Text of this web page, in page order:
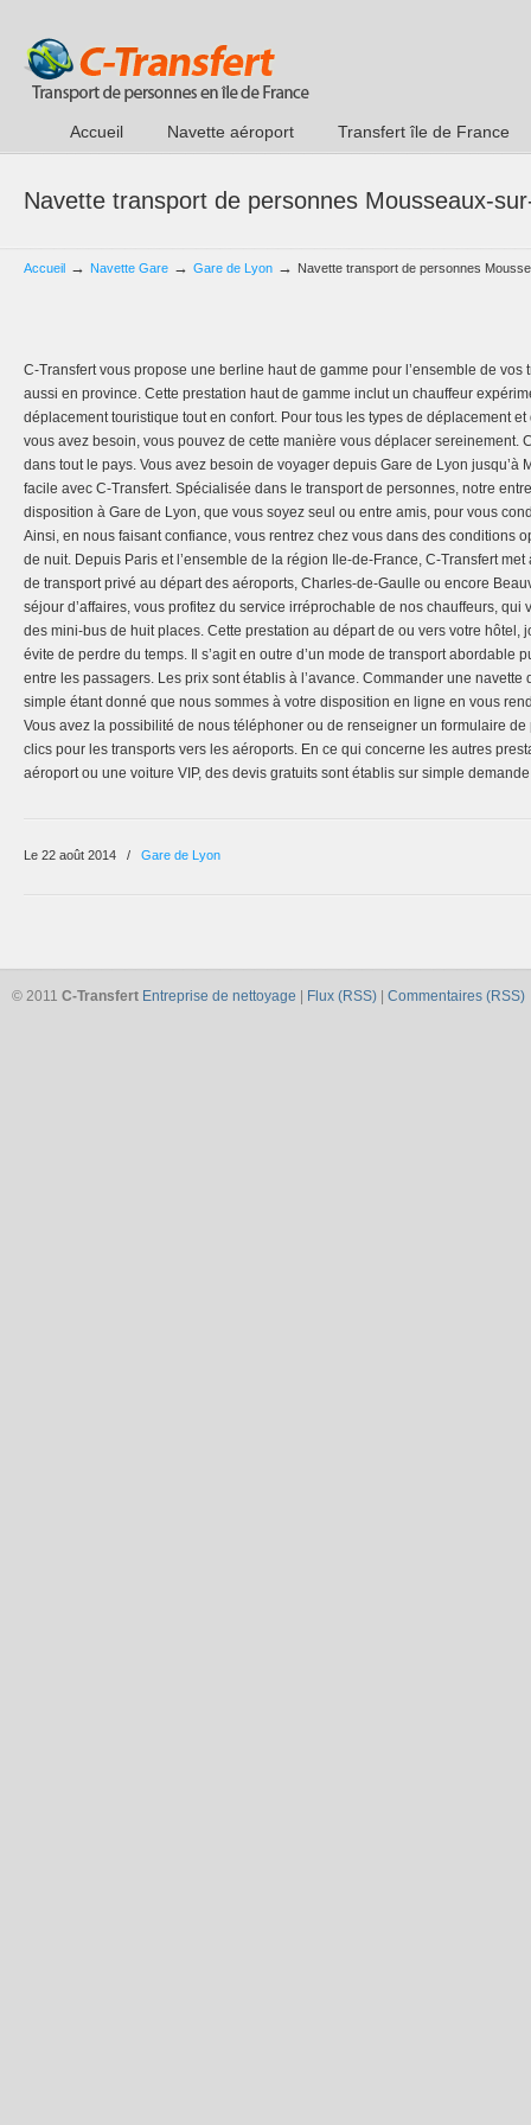
Accueil Navette aéroport Transfert île de France
Navette transport de personnes Mousseaux-
Accueil → Navette Gare → Gare de Lyon → Navette transport de personnes
C-Transfert vous propose une berline haut de gamme pour l’ensemble de vos
aussi en province. Cette prestation haut de gamme inclut un chauffeur
déplacement touristique tout en confort. Pour tous les types de déplacement
vous avez besoin, vous pouvez de cette manière vous déplacer sereinement.
dans tout le pays. Vous avez besoin de voyager depuis Gare de Lyon jusqu’à
facile avec C-Transfert. Spécialisée dans le transport de personnes, notre
disposition à Gare de Lyon, que vous soyez seul ou entre amis, pour vous
Ainsi, en nous faisant confiance, vous rentrez chez vous dans des conditions
de nuit. Depuis Paris et l’ensemble de la région Ile-de-France, C-Transfert
de transport privé au départ des aéroports, Charles-de-Gaulle ou encore
séjour d’affaires, vous profitez du service irréprochable de nos chauffeurs, qui
des mini-bus de huit places. Cette prestation au départ de ou vers votre hôtel,
évite de perdre du temps. Il s’agit en outre d’un mode de transport abordable
entre les passagers. Les prix sont établis à l’avance. Commander une navette
simple étant donné que nous sommes à votre disposition en ligne en vous
Vous avez la possibilité de nous téléphoner ou de renseigner un formulaire
clics pour les transports vers les aéroports. En ce qui concerne les autres
aéroport ou une voiture VIP, des devis gratuits sont établis sur simple
Le 22 août 2014 / Gare de Lyon
© 2011 C-Transfert Entreprise de nettoyage Flux (RSS) Commentaires (RSS)